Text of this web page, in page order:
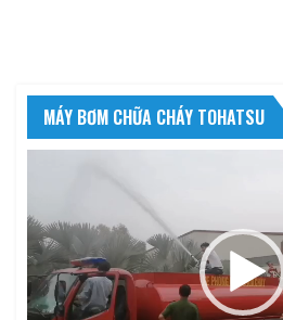
MÁY BƠM CHỮA CHÁY TOHATSU
Video